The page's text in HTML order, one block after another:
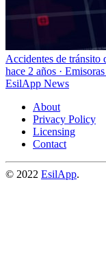
Accidentes de tránsito
hace 2 años ·
EsilApp News
About
Privacy Policy
Licensing
Contact
© 2022 EsilApp.